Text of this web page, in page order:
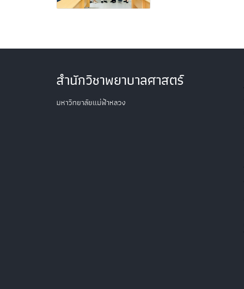
สำนักวิชาพยาบาลศาสตร์
มหาวิทยาลัยแม่ฟ้าหลวง